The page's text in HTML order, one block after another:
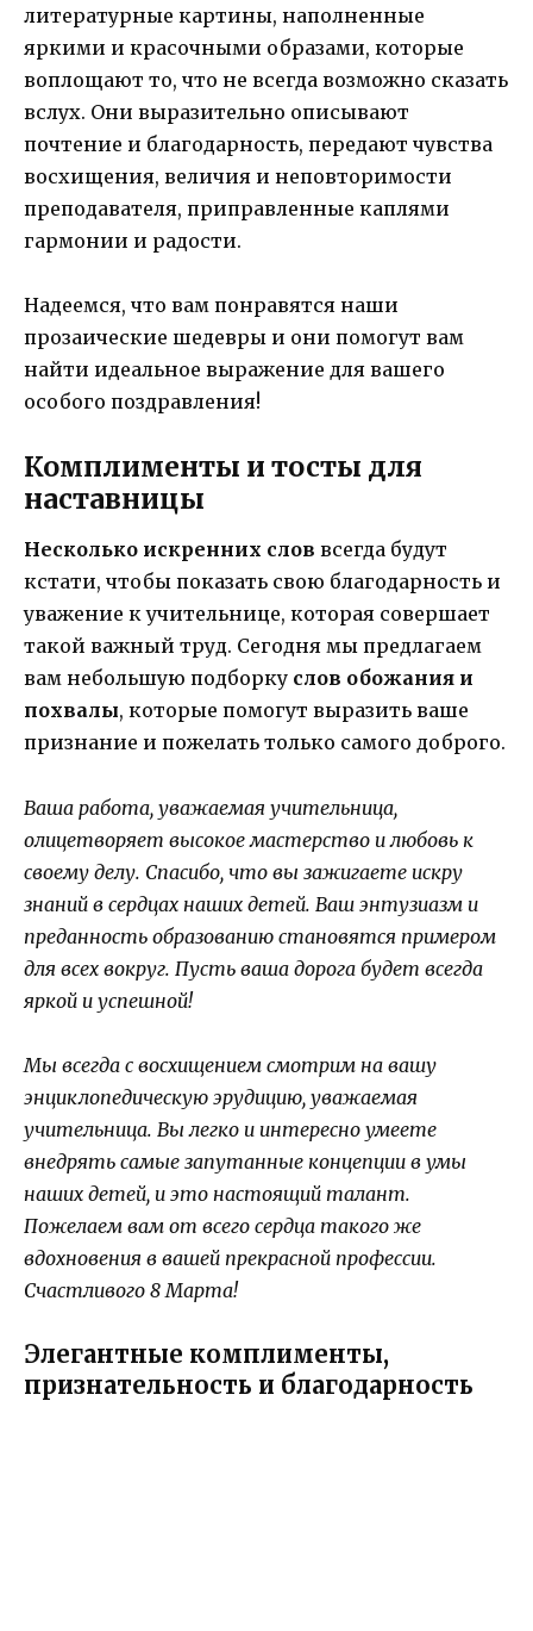
литературные картины, наполненные
яркими и красочными образами, которые
воплощают то, что не всегда возможно сказать
вслух. Они выразительно описывают
почтение и благодарность, передают чувства
восхищения, величия и неповторимости
преподавателя, приправленные каплями
гармонии и радости.
Надеемся, что вам понравятся наши
прозаические шедевры и они помогут вам
найти идеальное выражение для вашего
особого поздравления!
Комплименты и тосты для
наставницы
Несколько искренних слов всегда будут
кстати, чтобы показать свою благодарность и
уважение к учительнице, которая совершает
такой важный труд. Сегодня мы предлагаем
вам небольшую подборку слов обожания и
похвалы, которые помогут выразить ваше
признание и пожелать только самого доброго.
Ваша работа, уважаемая учительница,
олицетворяет высокое мастерство и любовь к
своему делу. Спасибо, что вы зажигаете искру
знаний в сердцах наших детей. Ваш энтузиазм и
преданность образованию становятся примером
для всех вокруг. Пусть ваша дорога будет всегда
яркой и успешной!
Мы всегда с восхищением смотрим на вашу
энциклопедическую эрудицию, уважаемая
учительница. Вы легко и интересно умеете
внедрять самые запутанные концепции в умы
наших детей, и это настоящий талант.
Пожелаем вам от всего сердца такого же
вдохновения в вашей прекрасной профессии.
Счастливого 8 Марта!
Элегантные комплименты,
признательность и благодарность